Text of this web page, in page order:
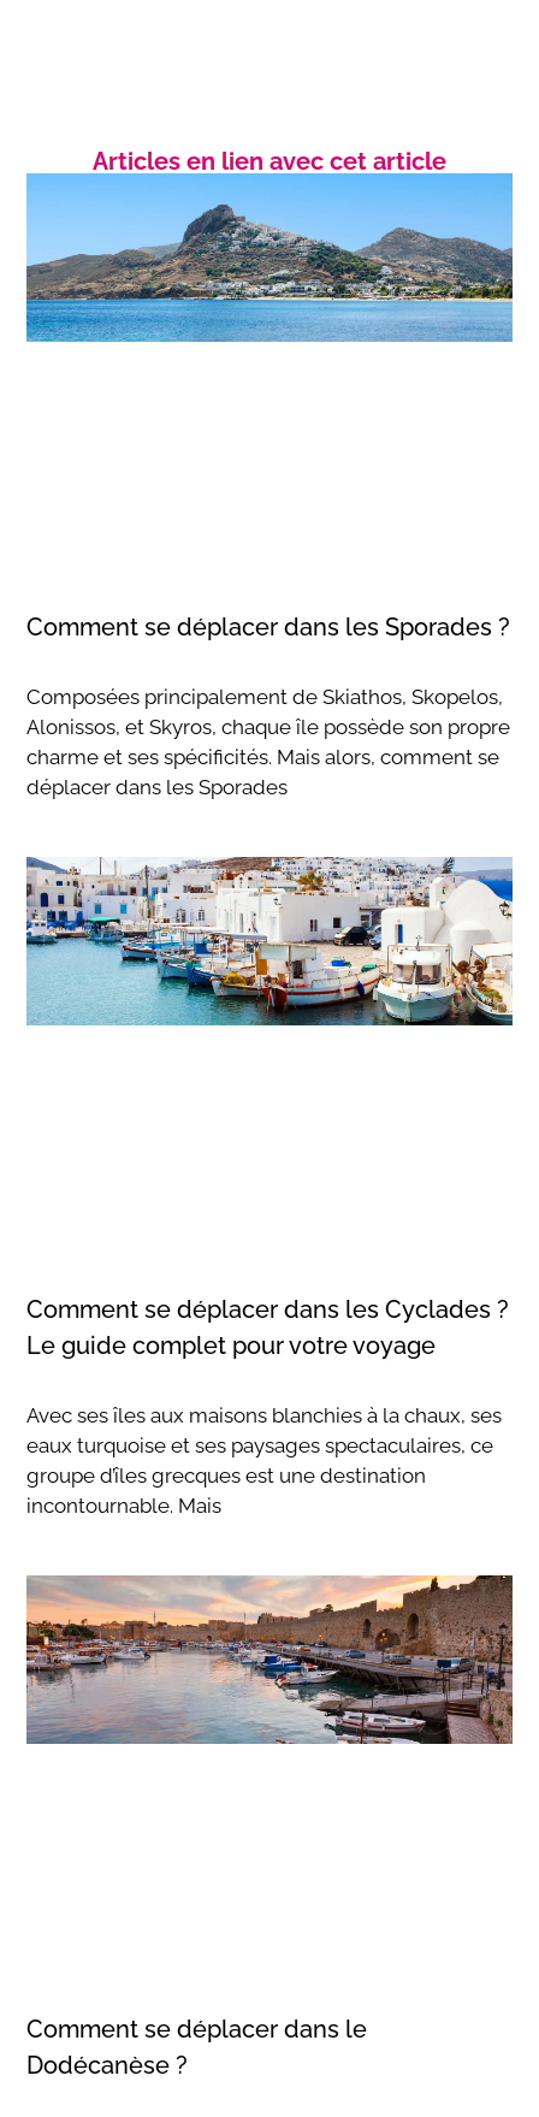
Articles en lien avec cet article
Comment se déplacer dans les Sporades ?
Composées principalement de Skiathos, Skopelos,
Alonissos, et Skyros, chaque île possède son propre
charme et ses spécificités. Mais alors, comment se
déplacer dans les Sporades
Comment se déplacer dans les Cyclades ?
Le guide complet pour votre voyage
Avec ses îles aux maisons blanchies à la chaux, ses
eaux turquoise et ses paysages spectaculaires, ce
groupe d’îles grecques est une destination
incontournable. Mais
Comment se déplacer dans le
Dodécanèse ?